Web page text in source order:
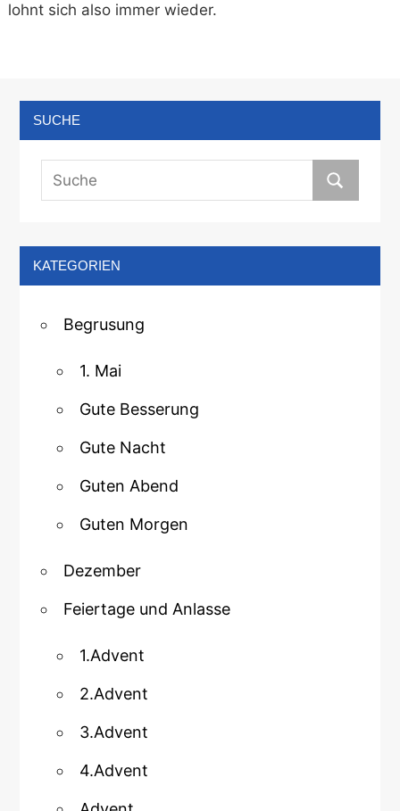
lohnt sich also immer wieder.
SUCHE
KATEGORIEN
Begrusung
1. Mai
Gute Besserung
Gute Nacht
Guten Abend
Guten Morgen
Dezember
Feiertage und Anlasse
1.Advent
2.Advent
3.Advent
4.Advent